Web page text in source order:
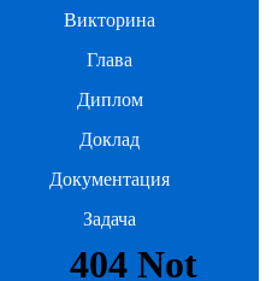
Викторина
Глава
Диплом
Доклад
Документация
Задача